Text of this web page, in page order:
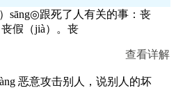
sāng◎跟死了人有关的事：丧
假（jià）。丧
查看详解
恶意攻击别人，说别人的坏